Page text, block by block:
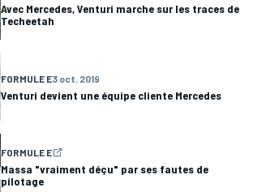
Avec Mercedes, Venturi marche sur les traces de
Techeetah
FORMULE E3 oct. 2019
Venturi devient une équipe cliente Mercedes
FORMULE E
Massa "vraiment déçu" par ses fautes de
pilotage